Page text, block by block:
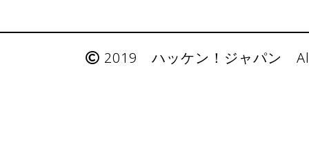
2019 ハッケン！ジャパン